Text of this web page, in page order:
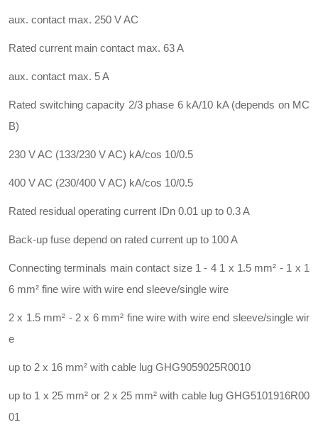
aux. contact max. 250 V AC
Rated current main contact max. 63 A
aux. contact max. 5 A
Rated switching capacity 2/3 phase 6 kA/10 kA (depends on MC
B)
230 V AC (133/230 V AC) kA/cos 10/0.5
400 V AC (230/400 V AC) kA/cos 10/0.5
Rated residual operating current IDn 0.01 up to 0.3 A
Back-up fuse depend on rated current up to 100 A
Connecting terminals main contact size 1 - 4 1 x 1.5 mm² - 1 x 1
6 mm² fine wire with wire end sleeve/single wire
2 x 1.5 mm² - 2 x 6 mm² fine wire with wire end sleeve/single wir
e
up to 2 x 16 mm² with cable lug GHG9059025R0010
up to 1 x 25 mm² or 2 x 25 mm² with cable lug GHG5101916R00
01